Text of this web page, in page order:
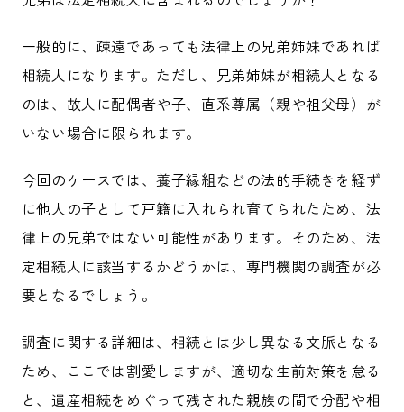
一般的に、疎遠であっても法律上の兄弟姉妹であれば
相続人になります。ただし、兄弟姉妹が相続人となる
のは、故人に配偶者や子、直系尊属（親や祖父母）が
いない場合に限られます。
今回のケースでは、養子縁組などの法的手続きを経ず
に他人の子として戸籍に入れられ育てられたため、法
律上の兄弟ではない可能性があります。そのため、法
定相続人に該当するかどうかは、専門機関の調査が必
要となるでしょう。
調査に関する詳細は、相続とは少し異なる文脈となる
ため、ここでは割愛しますが、適切な生前対策を怠る
と、遺産相続をめぐって残された親族の間で分配や相